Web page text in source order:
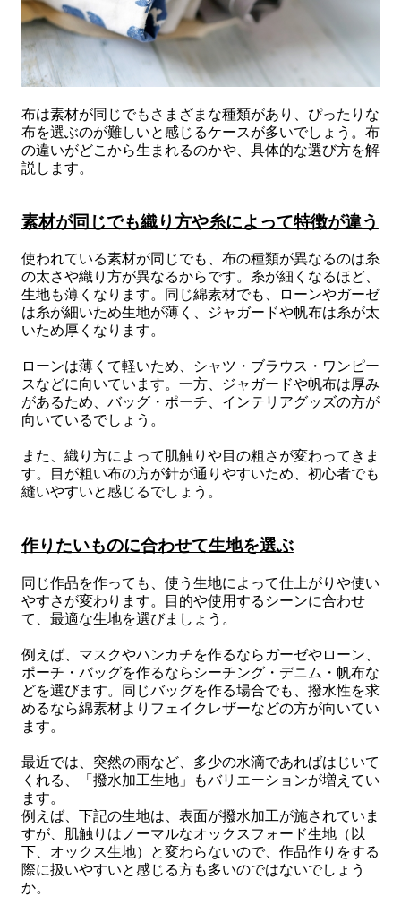
布は素材が同じでもさまざまな種類があり、ぴったりな
布を選ぶのが難しいと感じるケースが多いでしょう。布
の違いがどこから生まれるのかや、具体的な選び方を解
説します。
素材が同じでも織り方や糸によって特徴が違う
使われている素材が同じでも、布の種類が異なるのは糸
の太さや織り方が異なるからです。糸が細くなるほど、
生地も薄くなります。同じ綿素材でも、ローンやガーゼ
は糸が細いため生地が薄く、ジャガードや帆布は糸が太
いため厚くなります。
ローンは薄くて軽いため、シャツ・ブラウス・ワンピー
スなどに向いています。一方、ジャガードや帆布は厚み
があるため、バッグ・ポーチ、インテリアグッズの方が
向いているでしょう。
また、織り方によって肌触りや目の粗さが変わってきま
す。目が粗い布の方が針が通りやすいため、初心者でも
縫いやすいと感じるでしょう。
作りたいものに合わせて生地を選ぶ
同じ作品を作っても、使う生地によって仕上がりや使い
やすさが変わります。目的や使用するシーンに合わせ
て、最適な生地を選びましょう。
例えば、マスクやハンカチを作るならガーゼやローン、
ポーチ・バッグを作るならシーチング・デニム・帆布な
どを選びます。同じバッグを作る場合でも、撥水性を求
めるなら綿素材よりフェイクレザーなどの方が向いてい
ます。
最近では、突然の雨など、多少の水滴であればはじいて
くれる、「撥水加工生地」もバリエーションが増えてい
ます。
例えば、下記の生地は、表面が撥水加工が施されていま
すが、肌触りはノーマルなオックスフォード生地（以
下、オックス生地）と変わらないので、作品作りをする
際に扱いやすいと感じる方も多いのではないでしょう
か。